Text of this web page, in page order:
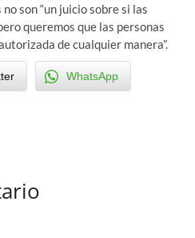
son “un juicio sobre si las
queremos que las personas
de cualquier manera”.
WhatsApp